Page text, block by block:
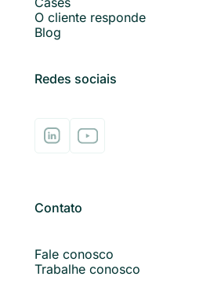
O cliente responde
Blog
Redes sociais
Contato
Fale conosco
Trabalhe conosco